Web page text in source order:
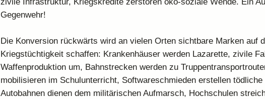
zivile Infrastruktur, Kriegskredite zerstören öko-soziale Wende. Ein
Gegenwehr!
Die Konversion rückwärts wird an vielen Orten sichtbare Marken auf
Kriegstüchtigkeit schaffen: Krankenhäuser werden Lazarette, zivile
Waffenproduktion um, Bahnstrecken werden zu
mobilisieren im Schulunterricht, Softwareschmieden erstellen tödliche
Autobahnen dienen dem militärischen Aufmarsch, Hochschulen